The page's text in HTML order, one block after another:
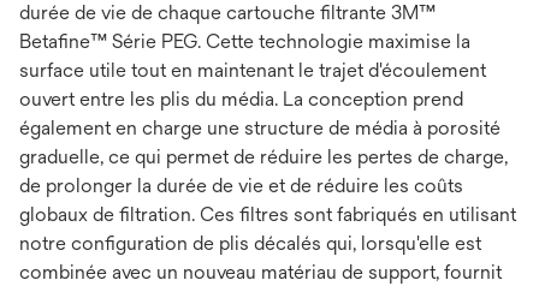
durée de vie de chaque cartouche filtrante 3M™
Betafine™ Série PEG. Cette technologie maximise la
surface utile tout en maintenant le trajet d'écoulement
ouvert entre les plis du média. La conception prend
également en charge une structure de média à porosité
graduelle, ce qui permet de réduire les pertes de charge,
de prolonger la durée de vie et de réduire les coûts
globaux de filtration. Ces filtres sont fabriqués en utilisant
notre configuration de plis décalés qui, lorsqu'elle est
combinée avec un nouveau matériau de support, fournit